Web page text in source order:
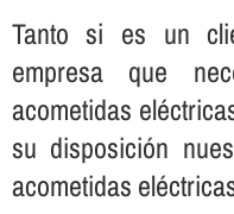
Tanto si es un
empresa que
acometidas
su disposición
acometidas